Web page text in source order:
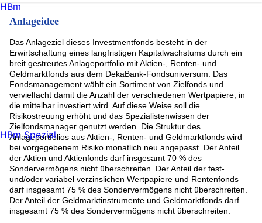
Anlageidee
Das Anlageziel dieses Investmentfonds besteht in der
Erwirtschaftung eines langfristigen Kapitalwachstums durch ein
breit gestreutes Anlageportfolio mit Aktien-, Renten- und
Geldmarktfonds aus dem DekaBank-Fondsuniversum. Das
Fondsmanagement wählt ein Sortiment von Zielfonds und
vervielfacht damit die Anzahl der verschiedenen Wertpapiere, in
die mittelbar investiert wird. Auf diese Weise soll die
Risikostreuung erhöht und das Spezialistenwissen der
Zielfondsmanager genutzt werden. Die Struktur des
Anlageportfolios aus Aktien-, Renten- und Geldmarktfonds wird
bei vorgegebenem Risiko monatlich neu angepasst. Der Anteil
der Aktien und Aktienfonds darf insgesamt 70 % des
Sondervermögens nicht überschreiten. Der Anteil der fest-
und/oder variabel verzinslichen Wertpapiere und Rentenfonds
darf insgesamt 75 % des Sondervermögens nicht überschreiten.
Der Anteil der Geldmarktinstrumente und Geldmarktfonds darf
insgesamt 75 % des Sondervermögens nicht überschreiten.
HBm
HBm Spezial